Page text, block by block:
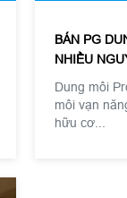
BÁN PG
NHIỀU
Dung môi
môi vạn
hữu cơ...